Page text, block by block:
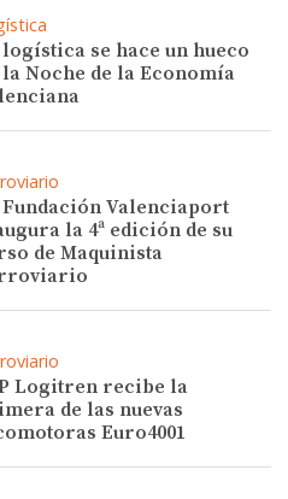
se hace un hueco
la Noche de la Economía
Fundación Valenciaport
la 4ª edición de su
de Maquinista
Logitren recibe la
de las nuevas
Euro4001